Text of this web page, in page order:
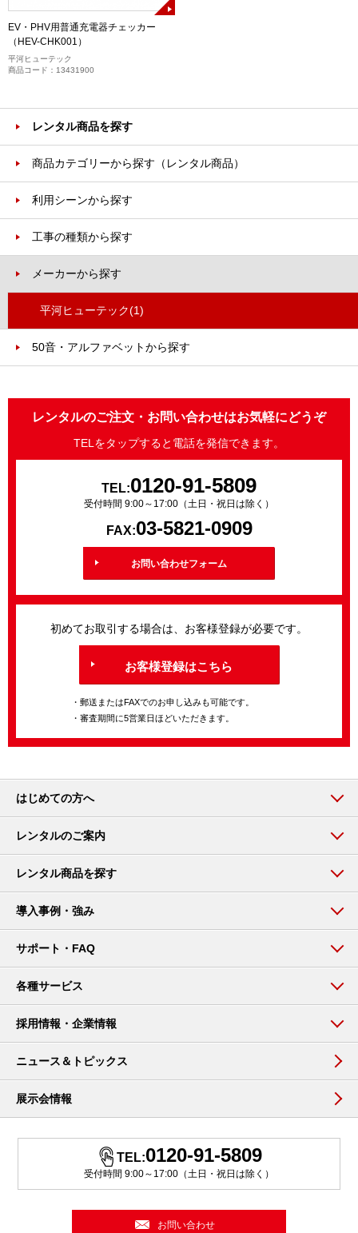
EV・PHV用普通充電器チェッカー
（HEV-CHK001）
平河ヒューテック
商品コード：13431900
レンタル商品を探す
商品カテゴリーから探す（レンタル商品）
利用シーンから探す
工事の種類から探す
メーカーから探す
平河ヒューテック(1)
50音・アルファベットから探す
レンタルのご注文・お問い合わせはお気軽にどうぞ
TELをタップすると電話を発信できます。
TEL:0120-91-5809
受付時間 9:00～17:00（土日・祝日は除く）
FAX:03-5821-0909
お問い合わせフォーム
初めてお取引する場合は、お客様登録が必要です。
お客様登録はこちら
・郵送またはFAXでのお申し込みも可能です。
・審査期間に5営業日ほどいただきます。
はじめての方へ
レンタルのご案内
レンタル商品を探す
導入事例・強み
サポート・FAQ
各種サービス
採用情報・企業情報
ニュース＆トピックス
展示会情報
TEL:0120-91-5809
受付時間 9:00～17:00（土日・祝日は除く）
お問い合わせ